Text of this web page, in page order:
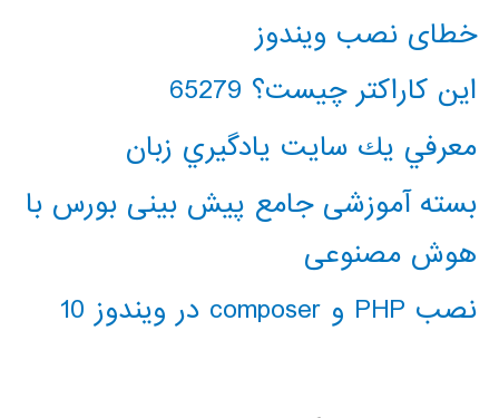
خطای نصب ویندوز
این کاراکتر چیست؟ 65279
معرفي يك سايت يادگيري زبان
بسته آموزشی جامع پیش بینی بورس با
هوش مصنوعی
نصب PHP و composer در ویندوز 10